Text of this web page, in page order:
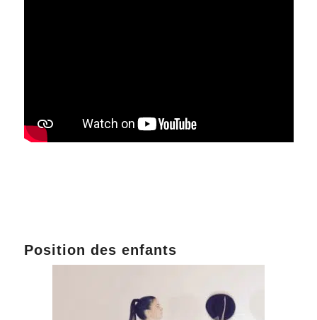
Position des enfants